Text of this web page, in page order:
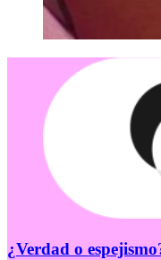
¿Verdad o